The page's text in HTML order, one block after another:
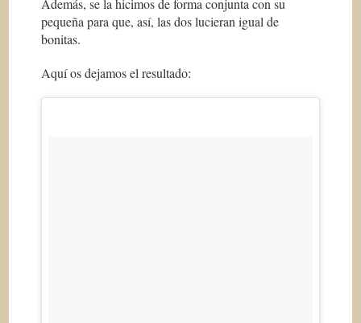
pequeña para que, así, las dos lucieran igual de
bonitas.
Aquí os dejamos el resultado: